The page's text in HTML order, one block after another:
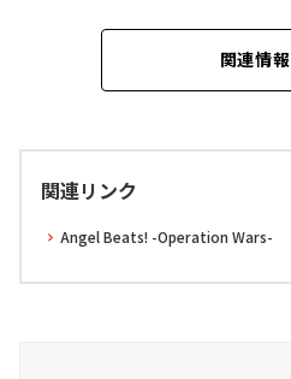
関連情報
関連リンク
Angel Beats! -Operation Wars-